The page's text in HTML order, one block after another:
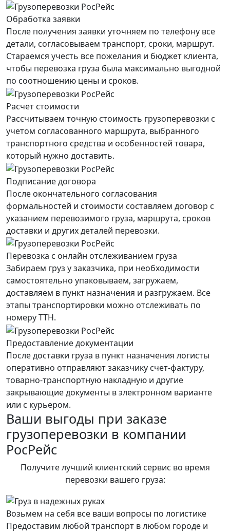
Обработка заявки
После получения заявки уточняем по телефону все
детали, согласовываем транспорт, сроки, маршрут.
Стараемся учесть все пожелания и бюджет клиента,
чтобы перевозка груза была максимально выгодной
по соотношению цены и сроков.
Расчет стоимости
Рассчитываем точную стоимость грузоперевозки с
учетом согласованного маршрута, выбранного
транспортного средства и особенностей товара,
который нужно доставить.
Подписание договора
После окончательного согласования
формальностей и стоимости составляем договор с
указанием перевозимого груза, маршрута, сроков
доставки и других деталей перевозки.
Перевозка с онлайн отслеживанием груза
Забираем груз у заказчика, при необходимости
самостоятельно упаковываем, загружаем,
доставляем в пункт назначения и разгружаем. Все
этапы транспортировки можно отслеживать по
номеру ТТН.
Предоставление документации
После доставки груза в пункт назначения логисты
оперативно отправляют заказчику счет-фактуру,
товарно-транспортную накладную и другие
закрывающие документы в электронном варианте
или с курьером.
Ваши выгоды при заказе
грузоперевозки в компании
РосРейс
Получите лучший клиентский сервис во время
перевозки вашего груза:
Возьмем на себя все ваши вопросы по логистике
Предоставим любой транспорт в любом городе и